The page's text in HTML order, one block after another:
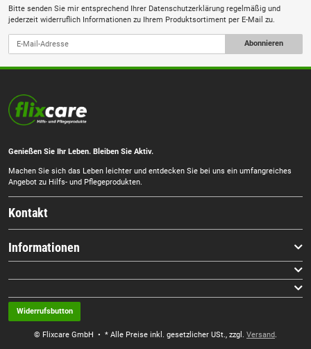
Bitte senden Sie mir entsprechend Ihrer Datenschutzerklärung regelmäßig und
jederzeit widerruflich Informationen zu Ihrem Produktsortiment per E-Mail zu.
Abonnieren
Genießen Sie Ihr Leben. Bleiben Sie Aktiv.
Machen Sie sich das Leben leichter und entdecken Sie bei uns ein umfangreiches
Angebot zu Hilfs- und Pflegeprodukten.
Kontakt
Informationen
Widerrufsbutton
© Flixcare GmbH • * Alle Preise inkl. gesetzlicher USt., zzgl. Versand.